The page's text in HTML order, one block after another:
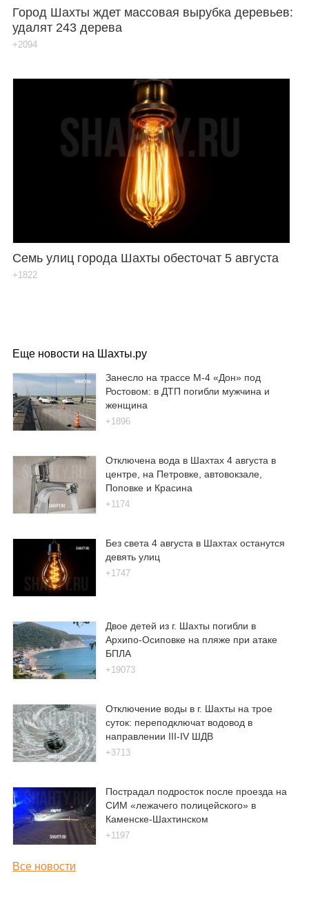
Город Шахты ждет массовая вырубка деревьев:
удалят 243 дерева
+2094
Семь улиц города Шахты обесточат 5 августа
+1822
Еще новости на Шахты.ру
Занесло на трассе М-4 «Дон» под
Ростовом: в ДТП погибли мужчина и
женщина
+1896
Отключена вода в Шахтах 4 августа в
центре, на Петровке, автовокзале,
Поповке и Красина
+1174
Без света 4 августа в Шахтах останутся
девять улиц
+1747
Двое детей из г. Шахты погибли в
Архипо-Осиповке на пляже при атаке
БПЛА
+19073
Отключение воды в г. Шахты на трое
суток: переподключат водовод в
направлении III-IV ШДВ
+3713
Пострадал подросток после проезда на
СИМ «лежачего полицейского» в
Каменске-Шахтинском
+1197
Все новости